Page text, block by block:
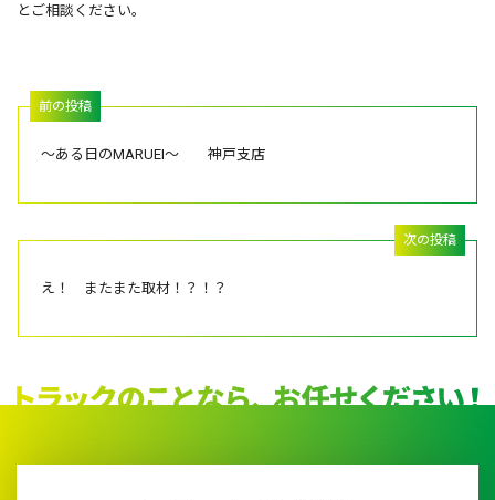
とご相談ください。
～ある日のMARUEI～ 神戸支店
え！ またまた取材！？！？